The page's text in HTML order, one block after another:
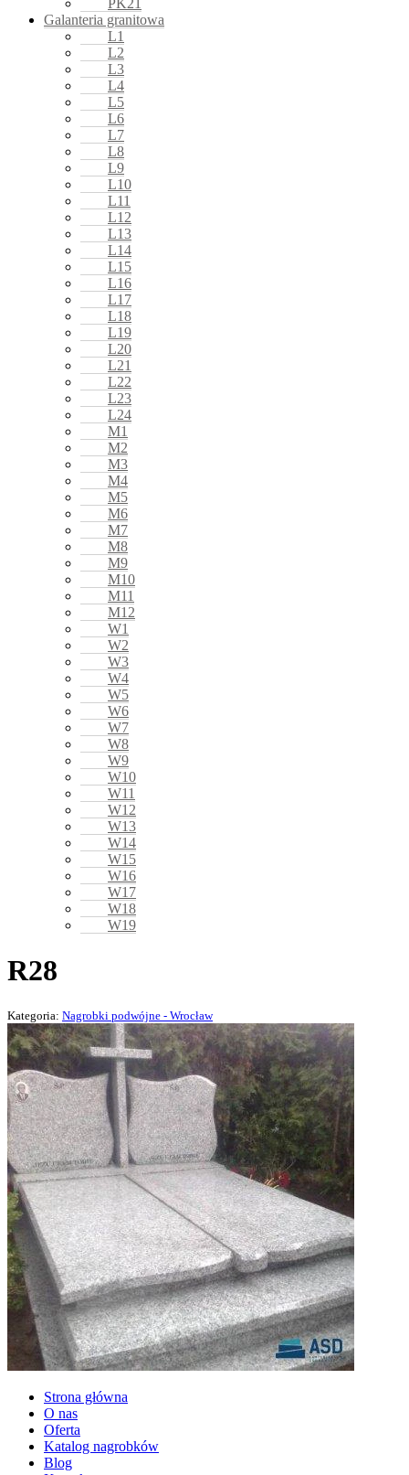
PK21
Galanteria granitowa
L1
L2
L3
L4
L5
L6
L7
L8
L9
L10
L11
L12
L13
L14
L15
L16
L17
L18
L19
L20
L21
L22
L23
L24
M1
M2
M3
M4
M5
M6
M7
M8
M9
M10
M11
M12
W1
W2
W3
W4
W5
W6
W7
W8
W9
W10
W11
W12
W13
W14
W15
W16
W17
W18
W19
R28
Kategoria: Nagrobki podwójne - Wrocław
Strona główna
O nas
Oferta
Katalog nagrobków
Blog